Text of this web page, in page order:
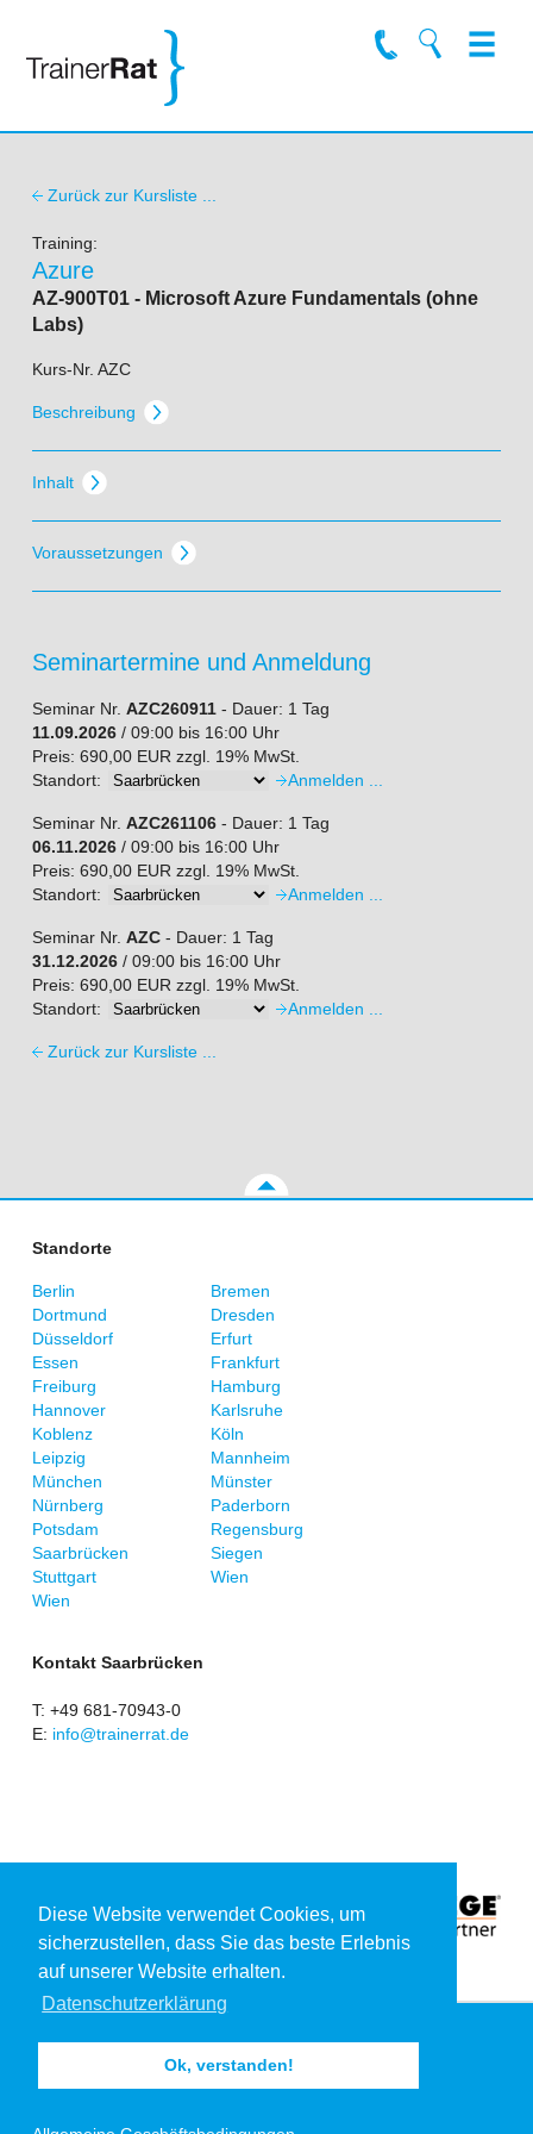
Diese Website verwendet Cookies, um
sicherzustellen, dass Sie das beste Erlebnis
auf unserer Website erhalten.
Datenschutzerklärung
Ok, verstanden!
Zurück zur Kursliste ...
Training:
Azure
AZ-900T01 - Microsoft Azure Fundamentals (ohne
Labs)
Kurs-Nr. AZC
Beschreibung
Inhalt
Voraussetzungen
Seminartermine und Anmeldung
Seminar Nr. AZC260911- Dauer: 1 Tag
11.09.2026/ 09:00 bis 16:00 Uhr
Preis: 690,00 EUR zzgl. 19% MwSt.
Standort:
Seminar Nr. AZC261106- Dauer: 1 Tag
06.11.2026/ 09:00 bis 16:00 Uhr
Preis: 690,00 EUR zzgl. 19% MwSt.
Standort:
Seminar Nr. AZC- Dauer: 1 Tag
31.12.2026/ 09:00 bis 16:00 Uhr
Preis: 690,00 EUR zzgl. 19% MwSt.
Standort:
Zurück zur Kursliste ...
Standorte
Berlin
Bremen
Dortmund
Dresden
Düsseldorf
Erfurt
Essen
Frankfurt
Freiburg
Hamburg
Hannover
Karlsruhe
Koblenz
Köln
Leipzig
Mannheim
München
Münster
Nürnberg
Paderborn
Potsdam
Regensburg
Saarbrücken
Siegen
Stuttgart
Wien
Wien
Kontakt Saarbrücken
T: +49 681-70943-0
E: info@trainerrat.de
Datenschutzerklärung